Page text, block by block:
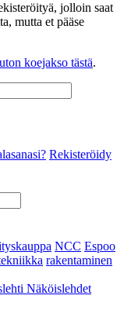
jolloin saat
mutta et pääse
koejakso tästä.
Rekisteröidy
NCC Espoo
rakentaminen
Näköislehdet